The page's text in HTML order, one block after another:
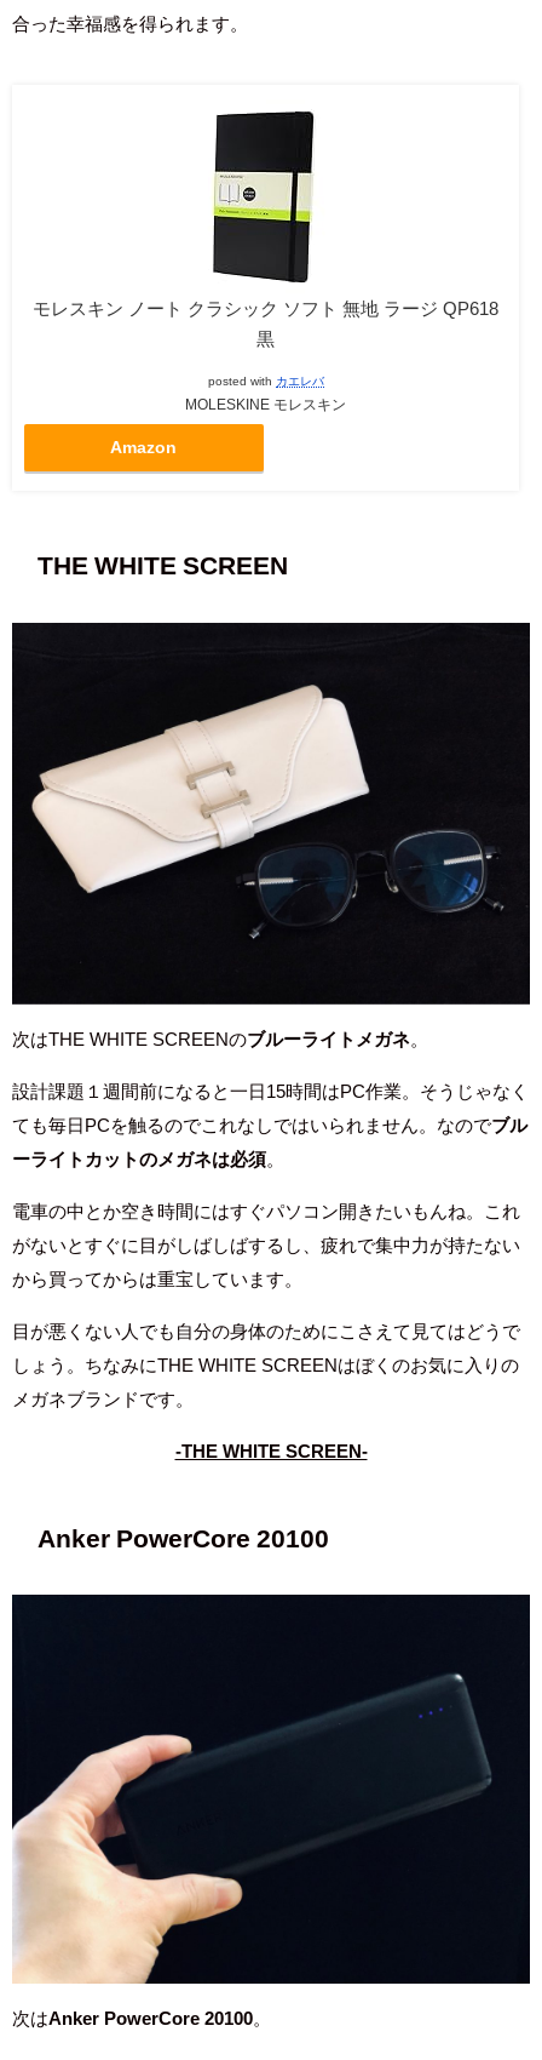
合った幸福感を得られます。
モレスキン ノート クラシック ソフト 無地 ラージ QP618
黒
posted with カエレバ
MOLESKINE モレスキン
Amazon
THE WHITE SCREEN
次はTHE WHITE SCREENのブルーライトメガネ
設計課題１週間前になると一日15時間はPC作業。そうじゃなく
ても毎日PCを触るのでこれなしではいられません。なのでブル
ーライトカットのメガネは必須
電車の中とか空き時間にはすぐパソコン開きたいもんね。これ
がないとすぐに目がしばしばするし、疲れで集中力が持たない
から買ってからは重宝しています。
目が悪くない人でも自分の身体のためにこさえて見てはどうで
しょう。ちなみにTHE WHITE SCREENはぼくのお気に入りの
メガネブランドです。
-THE WHITE SCREEN-
Anker PowerCore 20100
次はAnker PowerCore 20100。